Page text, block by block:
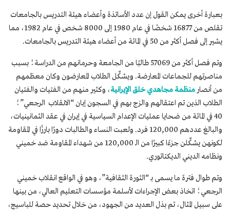
بعبارة أخرى يمكن القول إن عدد الأساتذة وأعضاء هيئة التدريس بالجامعات
تقلص من 16877 شخصًا في عام 1980 إلى 8000 شخص في عام 1982، مما
يشير إلى فصل أكثر من 50 في المائة من أعضاء هيئة التدريس بالجامعات.
وتم فصل أكثر من 57069 طالبًا من الجامعة وحرمانهم من الدراسة؛ بسبب
مناصرتهم للجماعات المعارضة. ويشكِّل الطلاب المعارضون وكان معظمهم
من أنصارمنظمة مجاهدي خلق الإيرانية، وكثير منهم من الفتيات والفتيان
الطلاب الذين تم اعتقالهم والزج بهم في السجون إبان “الانقلاب الرجعي”؛
40 في المائة من ضحايا عمليات الإعدام السياسية في إيران في عقد الثمانينيات،
والبالغ عددهم 120,000 فرد. ولعبت النساء والطالبات دورًا بارزًا في المقاومة
لكونهن يشكِّلن جزءًا كبيرًا من الـ 120,000 من شهداء المقاومة ضد خميني
ونظامه الديني الديكتاتوري.
وتم طوال فترة ما يسمى بـ “الثورة الثقافية”، وهو في الواقع انقلاب خميني
الرجعي؛ اتخاذ بعض الإجراءات لأسلمة مؤسسات التعليم العالي، من بينها
على سبيل المثال، تم بذل العديد من الجهود، من خلال تحديد حصة للباسيج،